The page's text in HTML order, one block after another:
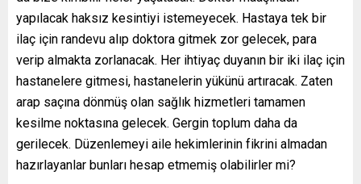
yapılacak haksız kesintiyi istemeyecek. Hastaya tek bir
ilaç için randevu alıp doktora gitmek zor gelecek, para
verip almakta zorlanacak. Her ihtiyaç duyanın bir iki ilaç için
hastanelere gitmesi, hastanelerin yükünü artıracak. Zaten
arap saçına dönmüş olan sağlık hizmetleri tamamen
kesilme noktasına gelecek. Gergin toplum daha da
gerilecek. Düzenlemeyi aile hekimlerinin fikrini almadan
hazırlayanlar bunları hesap etmemiş olabilirler mi?